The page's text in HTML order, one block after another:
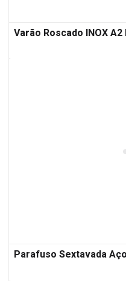
Varão Roscado INOX
Parafuso Sextavada